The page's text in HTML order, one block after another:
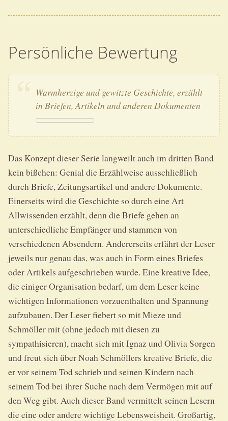
Persönliche Bewertung
Warmherzige und gewitzte Geschichte, erzählt
in Briefen, Artikeln und anderen Dokumenten
Das Konzept dieser Serie langweilt auch im dritten Band
kein bißchen: Genial die Erzählweise ausschließlich
durch Briefe, Zeitungsartikel und andere Dokumente.
Einerseits wird die Geschichte so durch eine Art
Allwissenden erzählt, denn die Briefe gehen an
unterschiedliche Empfänger und stammen von
verschiedenen Absendern. Andererseits erfährt der Leser
jeweils nur genau das, was auch in Form eines Briefes
oder Artikels aufgeschrieben wurde. Eine kreative Idee,
die einiger Organisation bedarf, um dem Leser keine
wichtigen Informationen vorzuenthalten und Spannung
aufzubauen. Der Leser fiebert so mit Mieze und
Schmöller mit (ohne jedoch mit diesen zu
sympathisieren), macht sich mit Ignaz und Olivia Sorgen
und freut sich über Noah Schmöllers kreative Briefe, die
er vor seinem Tod schrieb und seinen Kindern nach
seinem Tod bei ihrer Suche nach dem Vermögen mit auf
den Weg gibt. Auch dieser Band vermittelt seinen Lesern
die eine oder andere wichtige Lebensweisheit. Großartig,